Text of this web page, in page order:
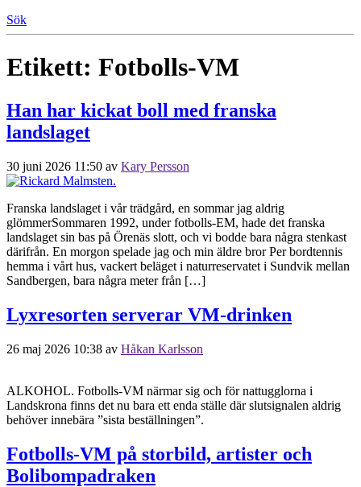
Sök
Etikett: Fotbolls-VM
Han har kickat boll med franska
landslaget
30 juni 2026 11:50 av Kary Persson
Franska landslaget i vår trädgård, en sommar jag aldrig
glömmerSommaren 1992, under fotbolls-EM, hade det franska
landslaget sin bas på Örenäs slott, och vi bodde bara några stenkast
därifrån. En morgon spelade jag och min äldre bror Per bordtennis
hemma i vårt hus, vackert beläget i naturreservatet i Sundvik mellan
Sandbergen, bara några meter från […]
Lyxresorten serverar VM-drinken
26 maj 2026 10:38 av Håkan Karlsson
ALKOHOL. Fotbolls-VM närmar sig och för nattugglorna i
Landskrona finns det nu bara ett enda ställe där slutsignalen aldrig
behöver innebära ”sista beställningen”.
Fotbolls-VM på storbild, artister och
Bolibompadraken